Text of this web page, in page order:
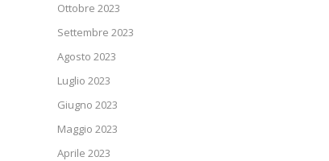
Ottobre 2023
Settembre 2023
Agosto 2023
Luglio 2023
Giugno 2023
Maggio 2023
Aprile 2023